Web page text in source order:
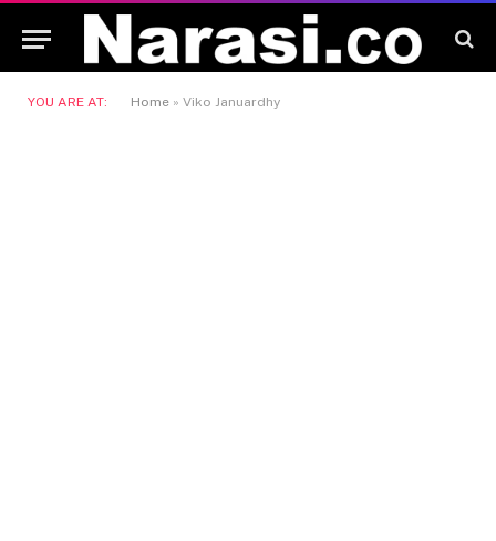
YOU ARE AT: Home » Viko Januardhy